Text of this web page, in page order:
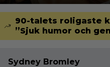
90-talets roligaste
”Sjuk humor och
Sydney Bromley